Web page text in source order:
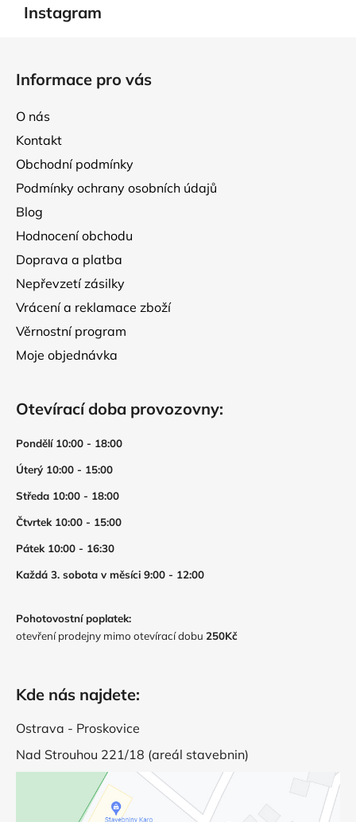
Instagram
Informace pro vás
O nás
Kontakt
Obchodní podmínky
Podmínky ochrany osobních údajů
Blog
Hodnocení obchodu
Doprava a platba
Nepřevzetí zásilky
Vrácení a reklamace zboží
Věrnostní program
Moje objednávka
Otevírací doba provozovny:
Pondělí 10:00 - 18:00
Úterý 10:00 - 15:00
Středa 10:00 - 18:00
Čtvrtek 10:00 - 15:00
Pátek 10:00 - 16:30
Každá 3. sobota v měsíci 9:00 - 12:00
Pohotovostní poplatek:
otevření prodejny mimo otevírací dobu 250Kč
Kde nás najdete:
Ostrava - Proskovice
Nad Strouhou 221/18 (areál stavebnin)